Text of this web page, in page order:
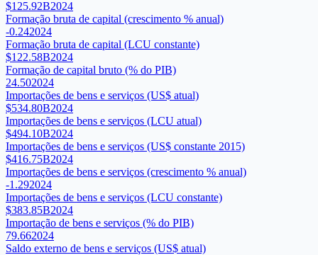
$125.92B2024
Formação bruta de capital (crescimento % anual)
-0.242024
Formação bruta de capital (LCU constante)
$122.58B2024
Formação de capital bruto (% do PIB)
24.502024
Importações de bens e serviços (US$ atual)
$534.80B2024
Importações de bens e serviços (LCU atual)
$494.10B2024
Importações de bens e serviços (US$ constante 2015)
$416.75B2024
Importações de bens e serviços (crescimento % anual)
-1.292024
Importações de bens e serviços (LCU constante)
$383.85B2024
Importação de bens e serviços (% do PIB)
79.662024
Saldo externo de bens e serviços (US$ atual)